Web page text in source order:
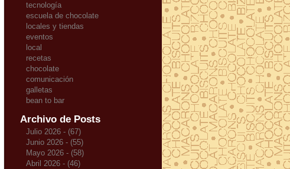
tecnología
escuela de chocolate
locales y tiendas
eventos
local
recetas
chocolate
comunicación
galletas
bean to bar
Archivo de Posts
Julio 2026 - (67)
Junio 2026 - (55)
Mayo 2026 - (58)
Abril 2026 - (46)